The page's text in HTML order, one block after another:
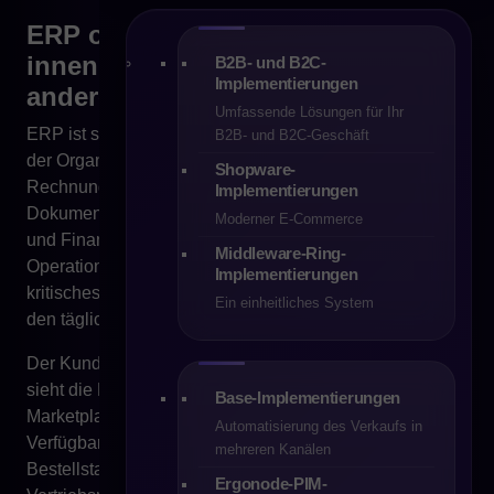
B2B- und B2C-
Implementierungen
Umfassende Lösungen für Ihr
B2B- und B2C-Geschäft
Shopware-
Implementierungen
Moderner E-Commerce
Middleware-Ring-
Implementierungen
Ein einheitliches System
Base-Implementierungen
Automatisierung des Verkaufs in
mehreren Kanälen
Ergonode-PIM-
ERP ordnet das Unternehmen von
innen, aber der Kunde sieht etwas
anderes
ERP ist sehr häufig für das verantwortlich, was innerhalb
der Organisation geschieht. Es bedient Bestellungen,
Rechnungen, Lager, Preise, Verträge, Kunden,
Dokumente, Limits, Abrechnungen, Einkauf, Lieferungen
und Finanzprozesse. Für Geschäftsführung, Finanzen,
Operations, Logistik oder Administration ist es ein
kritisches System, weil es ermöglicht, die Kontrolle über
den täglichen Betrieb des Unternehmens zu halten.
Der Kunde nutzt ERP jedoch nicht direkt. Der Kunde
sieht die E-Commerce-Plattform, das B2B-Panel, den
Marketplace, das Angebot, die Produktkarte,
Verfügbarkeit, Preis, Warenkorb, Anfrageformular,
Bestellstatus, Rechnungen, Kommunikation mit dem